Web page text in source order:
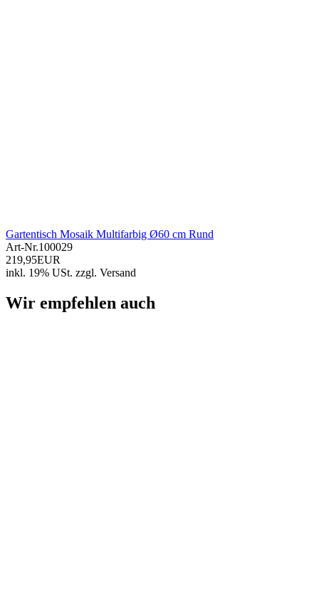
Gartentisch Mosaik Multifarbig Ø60 cm Rund
Art-Nr.100029
219,95EUR
inkl. 19% USt. zzgl. Versand
Wir empfehlen auch